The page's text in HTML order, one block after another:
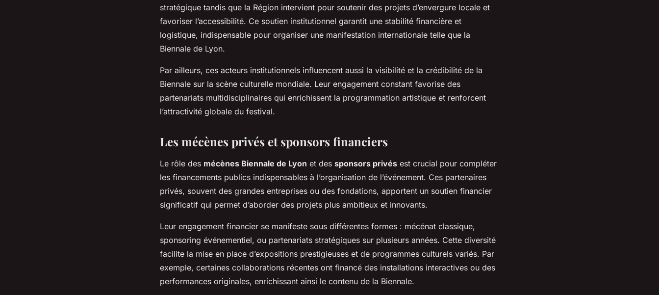
stratégique tandis que la Région intervient pour soutenir des projets d’envergure locale et
favoriser l’accessibilité. Ce soutien institutionnel garantit une stabilité financière et
logistique, indispensable pour organiser une manifestation internationale telle que la
Biennale de Lyon.
Par ailleurs, ces acteurs institutionnels influencent aussi la visibilité et la crédibilité de la
Biennale sur la scène culturelle mondiale. Leur engagement constant favorise des
partenariats multidisciplinaires qui enrichissent la programmation artistique et renforcent
l’attractivité globale du festival.
Les mécènes privés et sponsors financiers
Le rôle des mécènes Biennale de Lyon et des sponsors privés est crucial pour compléter
les financements publics indispensables à l’organisation de l’événement. Ces partenaires
privés, souvent des grandes entreprises ou des fondations, apportent un soutien financier
significatif qui permet d’aborder des projets plus ambitieux et innovants.
Leur engagement financier se manifeste sous différentes formes : mécénat classique,
sponsoring événementiel, ou partenariats stratégiques sur plusieurs années. Cette diversité
facilite la mise en place d’expositions prestigieuses et de programmes culturels variés. Par
exemple, certaines collaborations récentes ont financé des installations interactives ou des
performances originales, enrichissant ainsi le contenu de la Biennale.